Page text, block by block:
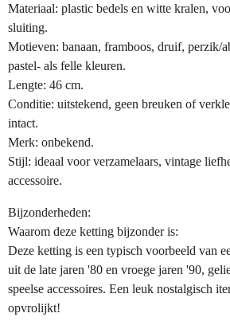
Materiaal: plastic bedels en witte kralen,
sluiting.
Motieven: banaan, framboos, druif, perzik/
pastel- als felle kleuren.
Lengte: 46 cm.
Conditie: uitstekend, geen breuken of
intact.
Merk: onbekend.
Stijl: ideaal voor verzamelaars, vintage
accessoire.
Bijzonderheden:
Waarom deze ketting bijzonder is:
Deze ketting is een typisch voorbeeld van
uit de late jaren '80 en vroege jaren '90,
speelse accessoires. Een leuk nostalgisch
opvrolijkt!